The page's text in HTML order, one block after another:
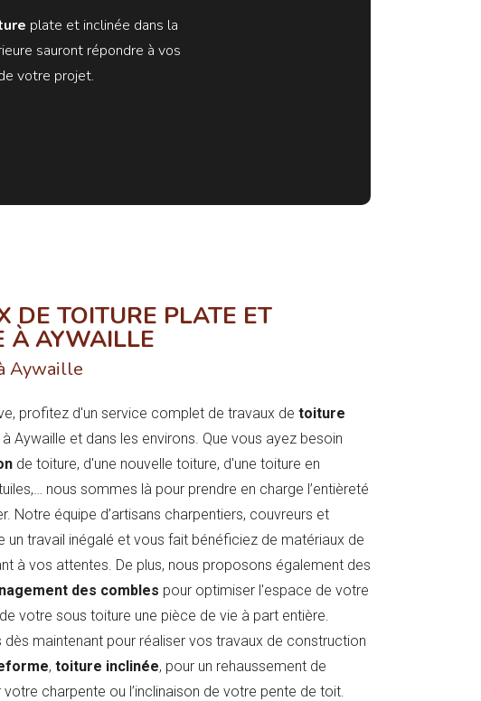
plate et inclinée dans la
sauront répondre à vos
votre projet.
DE TOITURE PLATE ET
À AYWAILLE
Aywaille
profitez d'un service complet de travaux de toiture
Aywaille et dans les environs. Que vous ayez besoin
de toiture, d'une nouvelle toiture, d'une toiture en
nous sommes là pour prendre en charge l’entièreté
Notre équipe d’artisans charpentiers, couvreurs et
un travail inégalé et vous fait bénéficiez de matériaux de
à vos attentes. De plus, nous proposons également des
des combles pour optimiser l'espace de votre
votre sous toiture une pièce de vie à part entière.
dès maintenant pour réaliser vos travaux de construction
, toiture inclinée, pour un rehaussement de
charpente ou l’inclinaison de votre pente de toit.